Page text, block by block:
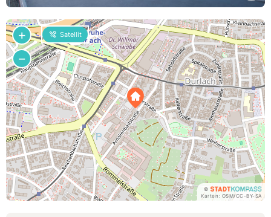
Satellit
+
−
©
Karten: OSM/CC-BY-SA